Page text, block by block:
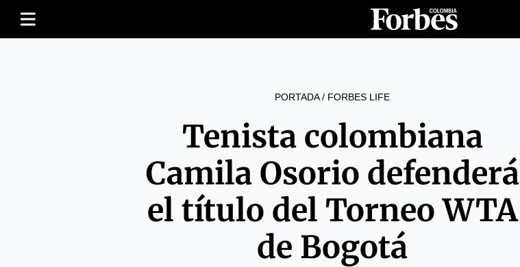
PORTADA/ FORBES LIFE
Tenista colombiana
Camila Osorio defenderá
el título del Torneo WTA
de Bogotá